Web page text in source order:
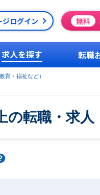
ジログイン 無料
求人を探す 転職
育・福祉など）
転職・求人